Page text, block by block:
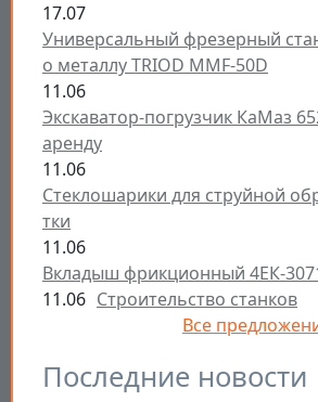
17.07
Универсальный фрезерный
о металлу TRIOD MMF-50D
11.06
Экскаватор-погрузчик КаМаз
аренду
11.06
Стеклошарики для струйной
тки
11.06
Вкладыш фрикционный 4ЕК-
11.06 Строительство станков
Все
Последние новости